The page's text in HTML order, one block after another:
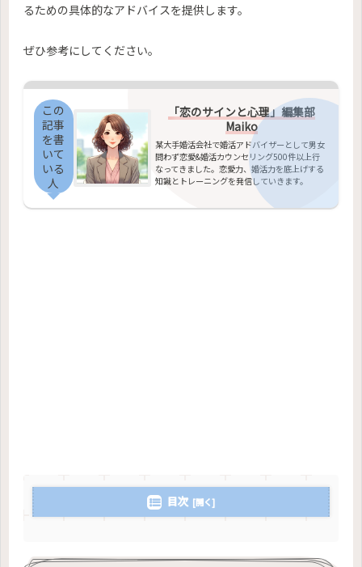
るための具体的なアドバイスを提供します。
ぜひ参考にしてください。
この
記事
を書
いて
いる
人
「恋のサインと心理」編集部
Maiko
某大手婚活会社で婚活アドバイザーとして男女
問わず恋愛&婚活カウンセリング500件以上行
なってきました。恋愛力、婚活力を底上げする
知識とトレーニングを発信していきます。
目次